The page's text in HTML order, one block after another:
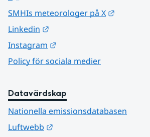
SMHIs meteorologer på X
Linkedin
Instagram
Policy för sociala medier
Datavärdskap
Nationella emissionsdatabasen
Luftwebb